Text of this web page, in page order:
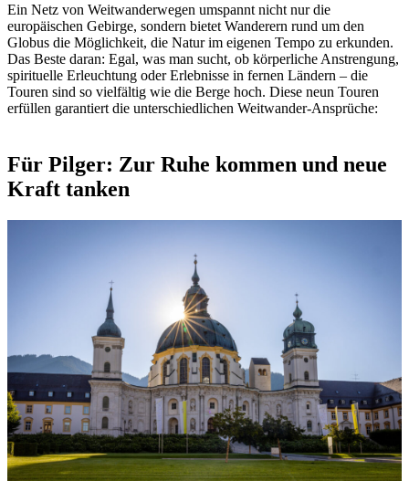
Ein Netz von Weitwanderwegen umspannt nicht nur die
europäischen Gebirge, sondern bietet Wanderern rund um den
Globus die Möglichkeit, die Natur im eigenen Tempo zu erkunden.
Das Beste daran: Egal, was man sucht, ob körperliche Anstrengung,
spirituelle Erleuchtung oder Erlebnisse in fernen Ländern – die
Touren sind so vielfältig wie die Berge hoch. Diese neun Touren
erfüllen garantiert die unterschiedlichen Weitwander-Ansprüche:
Für Pilger: Zur Ruhe kommen und neue
Kraft tanken